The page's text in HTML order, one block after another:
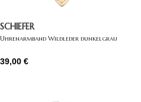
SCHIEFER
Uhrenarmband Wildleder dunkelgrau
39,00 €